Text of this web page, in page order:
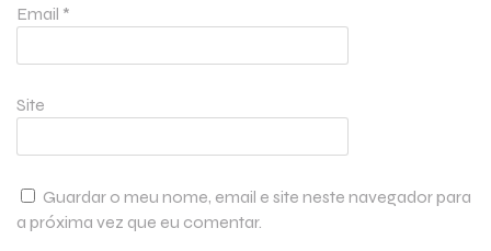
Email *
Site
Guardar o meu nome, email e site neste navegador para
a próxima vez que eu comentar.